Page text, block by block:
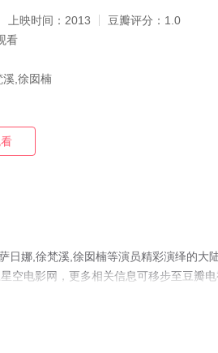
上映时间： 2013 豆瓣评分： 1.0
看
溪,徐囡楠
日娜,徐梵溪,徐囡楠等演员精彩演绎的大
空电影网，更多相关信息可移步至豆瓣